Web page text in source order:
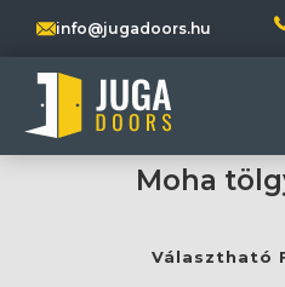
info@jugadoors.hu
Moha
Választható